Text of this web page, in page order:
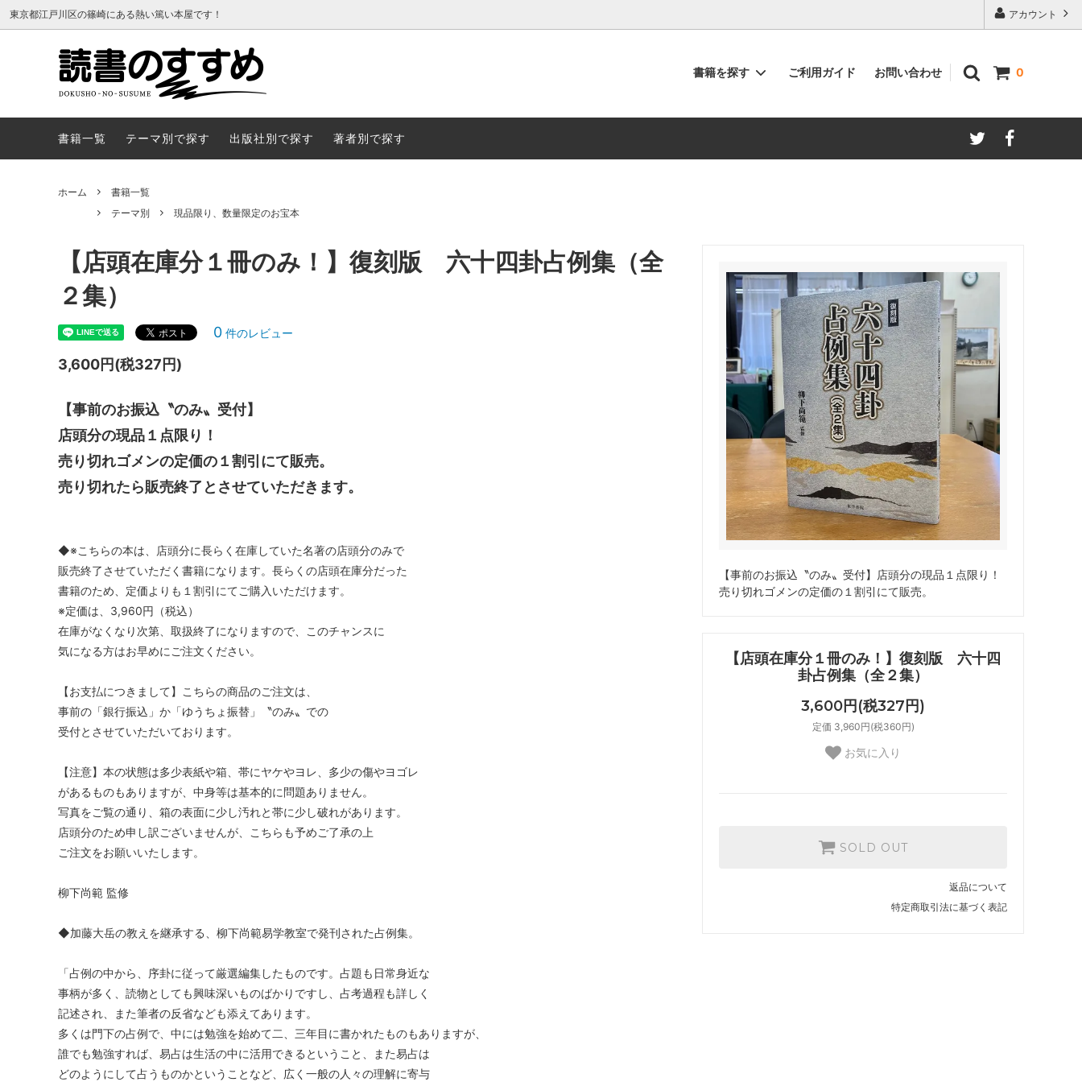
アカウント
東京都江戸川区の篠崎にある熱い篤い本屋です！
0
書籍を探す ご利用ガイド お問い合わせ
書籍一覧 テーマ別で探す 出版社別で探す 著者別で探す
ホーム
書籍一覧
テーマ別
現品限り、数量限定のお宝本
【事前のお振込〝のみ〟受付】店頭分の現品１点限り！
売り切れゴメンの定価の１割引にて販売。
【店頭在庫分１冊のみ！】復刻版 六十四
卦占例集（全２集）
3,600円(税327円)
定価 3,960円(税360円)
お気に入り
SOLD OUT
返品について
特定商取引法に基づく表記
【店頭在庫分１冊のみ！】復刻版 六十四卦占例集（全
２集）
0 件のレビュー
3,600円(税327円)
【事前のお振込〝のみ〟受付】
店頭分の現品１点限り！
売り切れゴメンの定価の１割引にて販売。
売り切れたら販売終了とさせていただきます。
◆※こちらの本は、店頭分に長らく在庫していた名著の店頭分のみで
販売終了させていただく書籍になります。長らくの店頭在庫分だった
書籍のため、定価よりも１割引にてご購入いただけます。
※定価は、3,960円（税込）
在庫がなくなり次第、取扱終了になりますので、このチャンスに
気になる方はお早めにご注文ください。
【お支払につきまして】こちらの商品のご注文は、
事前の「銀行振込」か「ゆうちょ振替」〝のみ〟での
受付とさせていただいております。
【注意】本の状態は多少表紙や箱、帯にヤケやヨレ、多少の傷やヨゴレ
があるものもありますが、中身等は基本的に問題ありません。
写真をご覧の通り、箱の表面に少し汚れと帯に少し破れがあります。
店頭分のため申し訳ございませんが、こちらも予めご了承の上
ご注文をお願いいたします。
柳下尚範 監修
◆加藤大岳の教えを継承する、柳下尚範易学教室で発刊された占例集。
「占例の中から、序卦に従って厳選編集したものです。占題も日常身近な
事柄が多く、読物としても興味深いものばかりですし、占考過程も詳しく
記述され、また筆者の反省なども添えてあります。
多くは門下の占例で、中には勉強を始めて二、三年目に書かれたものもありますが、
誰でも勉強すれば、易占は生活の中に活用できるということ、また易占は
どのようにして占うものかということなど、広く一般の人々の理解に寄与